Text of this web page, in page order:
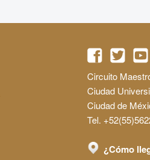
Circuito
Ciudad
Ciudad de
Tel.
¿Cómo